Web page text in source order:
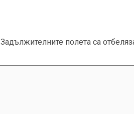
Задължителните полета са